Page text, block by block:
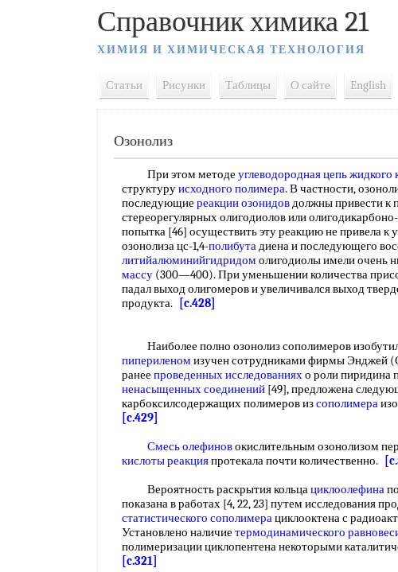
Справочник химика 21
ХИМИЯ И ХИМИЧЕСКАЯ ТЕХНОЛОГИЯ
Статьи Рисунки Таблицы О сайте English
Озонолиз
При этом методе углеводородная цепьжидкого
структуруисходного полимера. В частности,
последующие реакции озонидовдолжны привести к
стереорегулярных олигодиолов или
попытка [46] осуществить эту реакцию не привела к
озонолиза цс-1,4-полибутадиена и последующего
литийалюминийгидридом олигодиолы имели очень
массу (300—400). При уменьшении количества
падал выход олигомеров и увеличивался выход
продукта.
[c.428]
Наиболее полно озонолиз сополимеров
пипериленом изучен сотрудниками фирмы Энджей
ранее проведенных исследованияхо роли пиридина
ненасыщенных соединений [49], предложена
карбоксилсодержащих полимеров изсополимера
[c.429]
Смесь олефиновокислительным озонолизом
кислоты реакцияпротекала почти количественно.
Вероятность раскрытия кольцациклоолефинапо
показана в работах [4, 22, 23] путем исследования
статистического сополимерациклооктена с
Установлено наличие термодинамического
полимеризации циклопентена некоторыми
[c.321]